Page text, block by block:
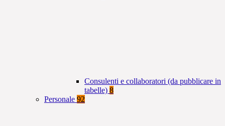
Consulenti e collaboratori (da pubblicare in
tabelle) 8
Personale 92